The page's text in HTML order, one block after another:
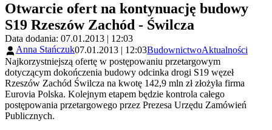
Otwarcie ofert na kontynuację budowy
S19 Rzeszów Zachód - Świlcza
Data dodania: 07.01.2013 | 12:03
Anna Stańczuk07.01.2013 | 12:03BudownictwoAktualności
Najkorzystniejszą ofertę w postępowaniu przetargowym
dotyczącym dokończenia budowy odcinka drogi S19 węzeł
Rzeszów Zachód Świlcza na kwotę 142,9 mln zł złożyła firma
Eurovia Polska. Kolejnym etapem będzie kontrola całego
postępowania przetargowego przez Prezesa Urzędu Zamówień
Publicznych.